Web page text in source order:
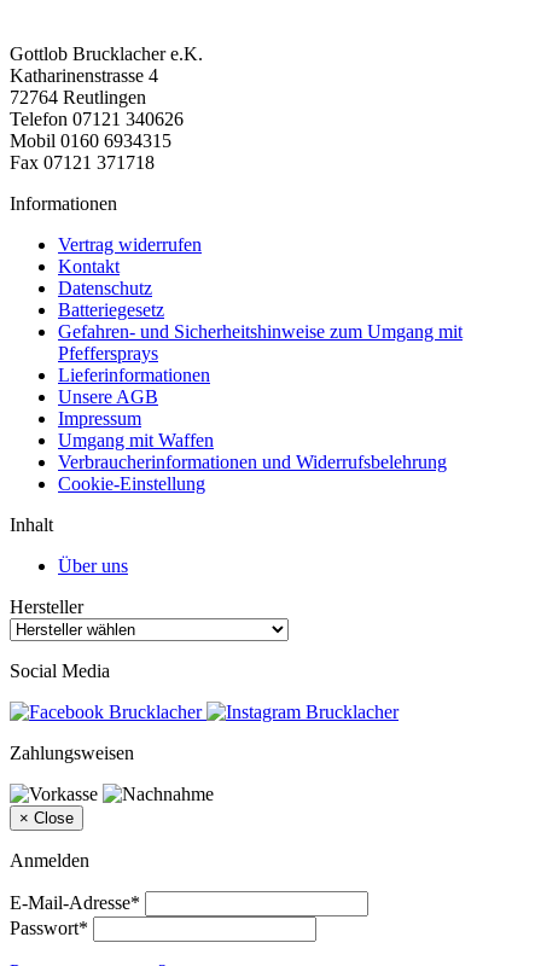
Gottlob Brucklacher e.K.
Katharinenstrasse 4
72764 Reutlingen
Telefon 07121 340626
Mobil 0160 6934315
Fax 07121 371718
Informationen
Vertrag widerrufen
Kontakt
Datenschutz
Batteriegesetz
Gefahren- und Sicherheitshinweise zum Umgang mit
Pfeffersprays
Lieferinformationen
Unsere AGB
Impressum
Umgang mit Waffen
Verbraucherinformationen und Widerrufsbelehrung
Cookie-Einstellung
Inhalt
Über uns
Hersteller
Social Media
Zahlungsweisen
× Close
Anmelden
E-Mail-Adresse*
Passwort*